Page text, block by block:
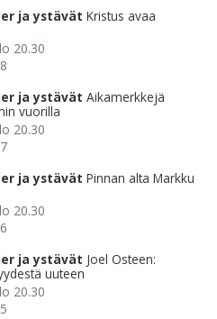
ja ystävät Kristus avaa
20.30
ja ystävät Aikamerkkejä
vuorilla
20.30
ja ystävät Pinnan alta Markku
20.30
ja ystävät Joel Osteen:
uuteen
20.30